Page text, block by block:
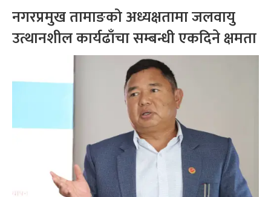
नगरप्रमुख तामाङको अध्यक्षतामा जलवायु
उत्थानशील कार्यढाँचा सम्बन्धी एकदिने क्षमता
अभिवृद्धि कार्यक्रम सम्पन्न